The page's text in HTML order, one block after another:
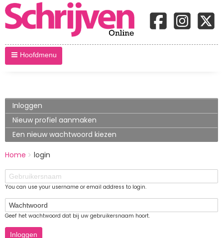
Hoofdmenu
Primary
tabs
Inloggen
tabblad)
Nieuw profiel aanmaken
Een nieuw wachtwoord kiezen
BREADCRUMBS
You
here:
Home
login
Gebruikersnaam
You can use your username or email address to login.
Wachtwoord
Geef het wachtwoord dat bij uw gebruikersnaam hoort.